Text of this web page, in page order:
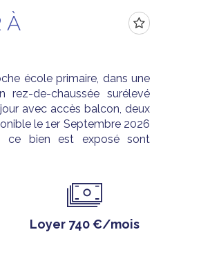
À
école primaire, dans une
de-chaussée surélevé
avec accès balcon, deux
le 1er Septembre 2026
ce bien est exposé sont
Loyer 740 €/mois